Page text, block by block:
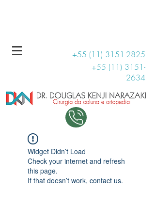
+55 (11) 3151-2825
+55 (11) 3151-
2634
Widget Didn’t Load
Check your internet and refresh
this page.
If that doesn’t work, contact us.